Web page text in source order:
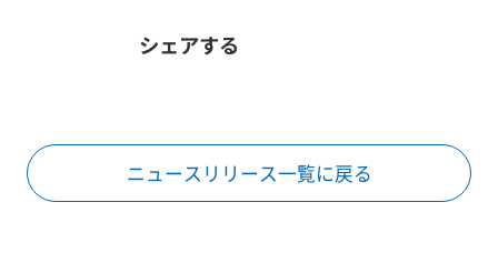
シェアする
ニュースリリース一覧に戻る